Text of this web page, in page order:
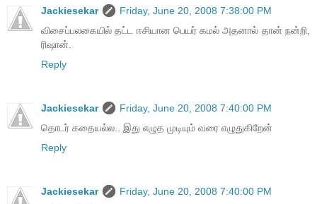
Jackiesekar
Friday, June 20, 2008 7:38:00 PM
விசைப்பலகையில் தட்ட ஈசியான பெயர் கமல் அதனால் தான் நன்றி,
ரிஷான்.
Reply
Jackiesekar
Friday, June 20, 2008 7:40:00 PM
தொடர் கதையல்ல.. இது எழுத முடியும் வரை எழுதுகிறேன்
Reply
Jackiesekar
Friday, June 20, 2008 7:40:00 PM